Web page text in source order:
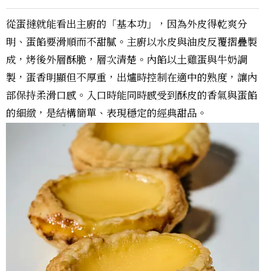
從蛋撻就能看出主廚的「基本功」，因為外皮得乾爽分
明、蛋餡要滑順而不甜膩。主廚以水皮與油皮反覆摺疊製
成，烤後外層酥脆，層次清楚。內餡以土雞蛋與牛奶調
製，蛋香明顯但不厚重，出爐時控制在適中的熟度，讓內
部保持柔滑口感。入口時能同時感受到酥皮的香氣與蛋餡
的細緻，是結構簡單、表現穩定的經典甜品。